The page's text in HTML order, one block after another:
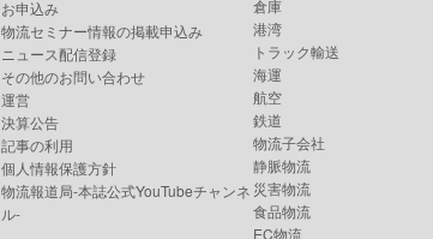
お申込み
物流セミナー情報の掲載申込み
ニュース配信登録
その他のお問い合わせ
運営
決算公告
記事の利用
個人情報保護方針
物流報道局-本誌公式YouTubeチャンネ
ル-
倉庫
港湾
トラック輸送
海運
航空
鉄道
物流子会社
静脈物流
災害物流
食品物流
EC物流